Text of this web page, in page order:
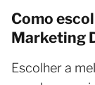
Como
Marketing
Escolher a